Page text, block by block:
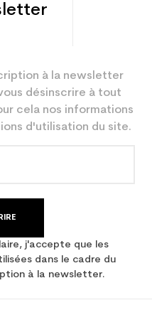
à la newsletter
désinscrire à tout
cela nos informations
d'utilisation du site.
j'accepte que les
dans le cadre du
à la newsletter.